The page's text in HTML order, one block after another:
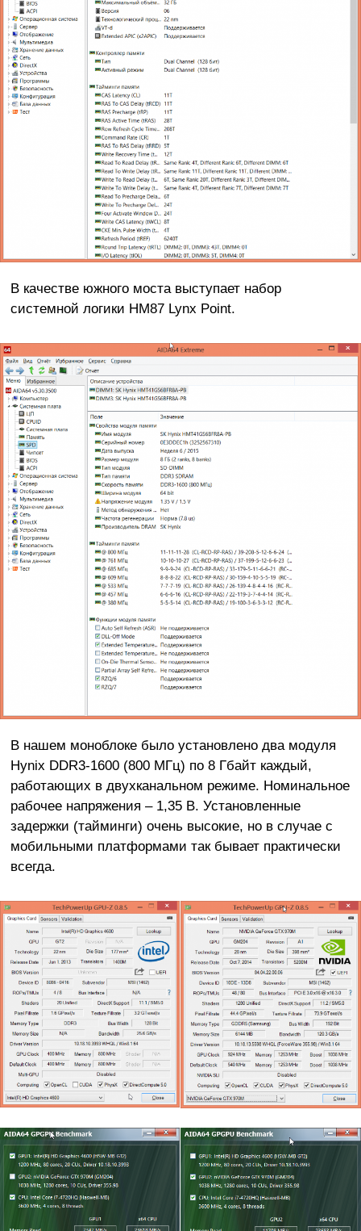
В качестве южного моста выступает набор
системной логики HM87 Lynx Point.
В нашем моноблоке было установлено два модуля
Hynix DDR3-1600 (800 МГц) по 8 Гбайт каждый,
работающих в двухканальном режиме. Номинальное
рабочее напряжения – 1,35 В. Установленные
задержки (тайминги) очень высокие, но в случае с
мобильными платформами так бывает практически
всегда.